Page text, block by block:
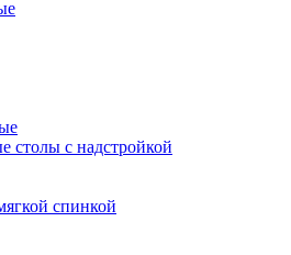
столы с надстройкой
спинкой